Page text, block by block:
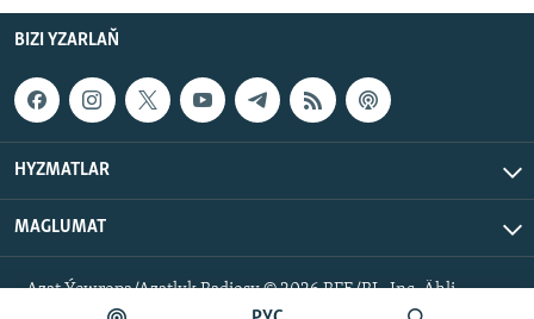
BIZI YZARLAŇ
HYZMATLAR
MAGLUMAT
Azat Ýewropa/Azatlyk Radiosy © 2026 RFE/RL, Inc. Ähli
hukuklar goralan.